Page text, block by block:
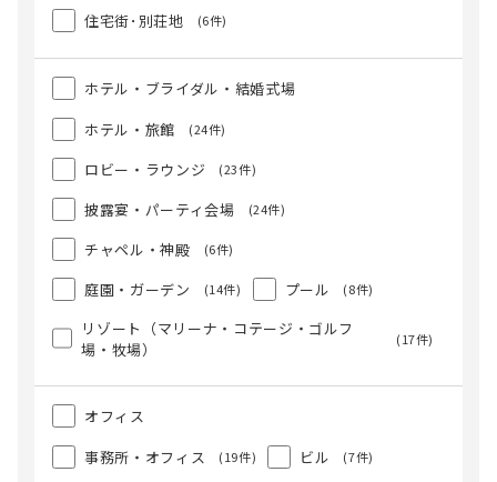
住宅街･別荘地 (6件)
ホテル・ブライダル・結婚式場
ホテル・旅館
(24件)
ロビー・ラウンジ (23件)
披露宴・パーティ会場 (24件)
チャペル・神殿 (6件)
庭園・ガーデン (14件) プール (8件)
リゾート（マリーナ・コテージ・ゴルフ
場・牧場）
(17件)
オフィス
事務所・オフィス
(19件) ビル (7件)